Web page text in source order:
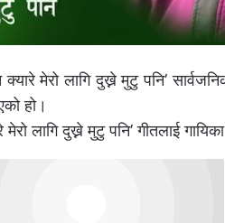
क्यारे मेरो लागि दुख्ने मुटु पनि’
हो।
लागि दुख्ने मुटु पनि’ गीतलाई